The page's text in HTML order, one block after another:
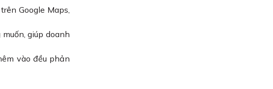
Google Maps,
giúp doanh
vào đều phản